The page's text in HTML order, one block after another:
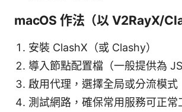
macOS 作法（以 V2RayX/
安裝 ClashX（或 Clashy）
導入節點配置檔（一般提供為
啟用代理，選擇全局或分流模式
測試網路，確保常用服務可正常